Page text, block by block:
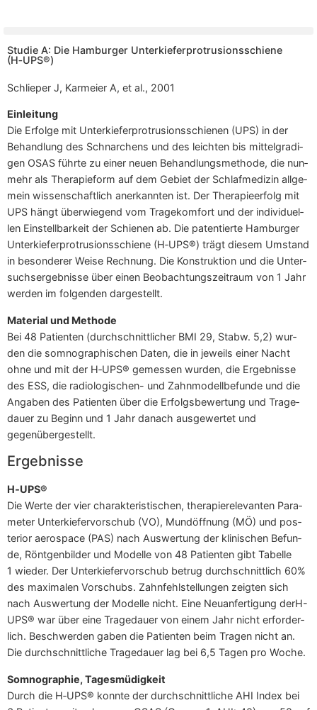
Stu­die A: Die Ham­bur­ger Unter­kie­fer­pro­tru­si­ons­schie­ne
(H‑UPS®)
Schlie­per J, Kar­mei­er A, et al., 2001
Ein­lei­tung
Die Erfol­ge mit Unter­kie­fer­pro­tru­si­ons­schie­nen (UPS) in der
Behand­lung des Schnar­chens und des leich­ten bis mit­tel­gra­di­
gen OSAS führ­te zu einer neu­en Behand­lungs­me­tho­de, die nun­
mehr als The­ra­pie­form auf dem Gebiet der Schlaf­me­di­zin all­ge­
mein wis­sen­schaft­lich aner­kann­ten ist. Der The­ra­pie­er­folg mit
UPS hängt über­wie­gend vom Tra­ge­kom­fort und der indi­vi­du­el­
len Ein­stell­bar­keit der Schie­nen ab. Die paten­tier­te Ham­bur­ger
Unter­kie­fer­pro­tru­si­ons­schie­ne (H‑UPS®) trägt die­sem Umstand
in beson­de­rer Wei­se Rech­nung. Die Kon­struk­ti­on und die Unter­
suchs­er­geb­nis­se über einen Beob­ach­tungs­zeit­raum von 1 Jahr
wer­den im fol­gen­den dargestellt.
Mate­ri­al und Methode
Bei 48 Pati­en­ten (durch­schnitt­li­cher BMI 29, Stabw. 5,2) wur­
den die som­no­gra­phi­schen Daten, die in jeweils einer Nacht
ohne und mit der H‑UPS® gemes­sen wur­den, die Ergeb­nis­se
des ESS, die radio­lo­gi­schen- und Zahn­mo­dell­be­fun­de und die
Anga­ben des Pati­en­ten über die Erfolgs­be­wer­tung und Tra­ge­
dau­er zu Beginn und 1 Jahr danach aus­ge­wer­tet und
gegenübergestellt.
Ergeb­nis­se
H‑UPS®
Die Wer­te der vier cha­rak­te­ris­ti­schen, the­ra­pie­re­le­van­ten Para­
me­ter Unter­kie­fer­vor­schub (VO), Mund­öff­nung (MÖ) und pos­
te­ri­or aero­space (PAS) nach Aus­wer­tung der kli­ni­schen Befun­
de, Rönt­gen­bil­der und Model­le von 48 Pati­en­ten gibt Tabel­le
1 wie­der. Der Unter­kie­fer­vor­schub betrug durch­schnitt­lich 60%
des maxi­ma­len Vor­schubs. Zahn­fehl­stel­lun­gen zeig­ten sich
nach Aus­wer­tung der Model­le nicht. Eine Neu­an­fer­ti­gung derH-
UPS® war über eine Tra­ge­dau­er von einem Jahr nicht erfor­der­
lich. Beschwer­den gaben die Pati­en­ten beim Tra­gen nicht an.
Die durch­schnitt­li­che Tra­ge­dau­er lag bei 6,5 Tagen pro Woche.
Som­no­gra­phie, Tagesmüdigkeit
Durch die H‑UPS® konn­te der durch­schnitt­li­che AHI Index bei